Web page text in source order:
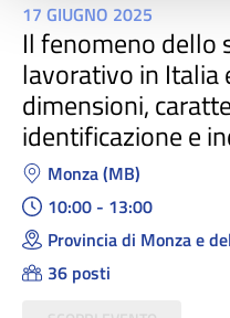
17 GIUGNO 2025
Il fenomeno
lavorativo in Italia
dimensioni,
identificazione e
Monza (MB)
10:00 - 13:00
Provincia di Monza e
36 posti